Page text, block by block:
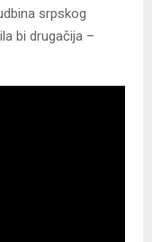
srpskog
bi drugačija –